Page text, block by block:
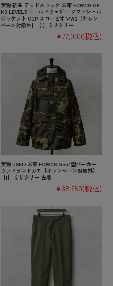
実物 新品 デッドストック 米軍 ECWCS GE
N3 LEVEL5 コールドウェザー ソフトシェル
ジャケット OCP スコーピオンW2【キャン
ペーン対象外】【I】ミリタリー
¥77,000(税込)
実物 USED 米軍 ECWCS Gen1型パーカー
ウッドランドカモ【キャンペーン対象外】
【I】 ミリタリー 古着
¥38,280(税込)